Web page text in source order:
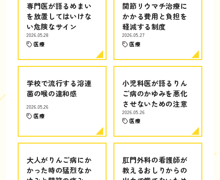
専門医が語るめまい
を放置してはいけな
い危険なサイン
2026.05.28
医療
関節リウマチ治療に
かかる費用と負担を
軽減する制度
2026.05.27
医療
学校で流行する溶連
菌の喉の違和感
2026.05.26
医療
小児科医が語るりん
ご病のかゆみを悪化
させないための注意
2026.05.26
医療
大人がりんご病にか
かった時の猛烈なか
肛門外科の看護師が
教えるおしりからの